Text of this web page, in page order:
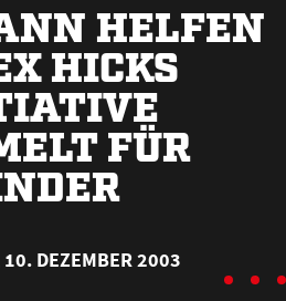
HELFEN
HICKS
FÜR
DEZEMBER 2003